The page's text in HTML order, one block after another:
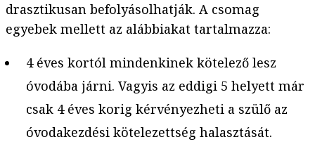
drasztikusan befolyásolhatják. A csomag
egyebek mellett az alábbiakat tartalmazza:
4 éves kortól mindenkinek kötelező lesz
óvodába járni. Vagyis az eddigi 5 helyett már
csak 4 éves korig kérvényezheti a szülő az
óvodakezdési kötelezettség halasztását.